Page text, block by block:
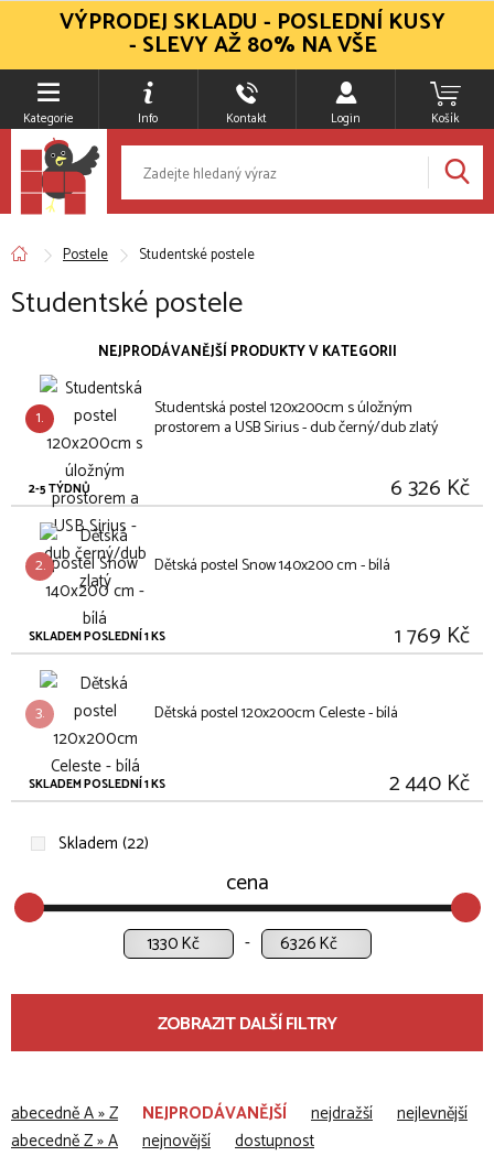
Kategorie Info Kontakt Login Košík
Postele Studentské postele
Studentské postele
NEJPRODÁVANĚJŠÍ PRODUKTY V KATEGORII
1. Studentská postel 120x200cm s úložným
prostorem a USB Sirius - dub černý/dub zlatý
2-5 TÝDNŮ 6 326 Kč
2. Dětská postel Snow 140x200 cm - bílá
SKLADEM POSLEDNÍ 1 KS 1 769 Kč
3. Dětská postel 120x200cm Celeste - bílá
SKLADEM POSLEDNÍ 1 KS 2 440 Kč
Skladem (22)
cena
Kč Kč
ZOBRAZIT DALŠÍ FILTRY
abecedně A » Z NEJPRODÁVANĚJŠÍ nejdražší
nejlevnější
abecedně Z » A
nejnovější dostupnost
VÝPRODEJ SKLADU - POSLEDNÍ KUSY
- SLEVY AŽ 80% NA VŠE